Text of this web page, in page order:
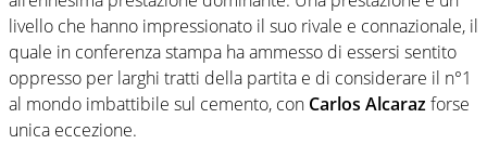
livello che hanno impressionato il suo rivale e connazionale, il
quale in conferenza stampa ha ammesso di essersi sentito
oppresso per larghi tratti della partita e di considerare il n°1
al mondo imbattibile sul cemento, con Carlos Alcarazforse
unica eccezione.